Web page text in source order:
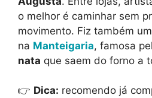
o melhor é caminhar sem
movimento. Fiz também
na Manteigaria, famosa
nata que saem do forno a
👉 Dica: recomendo já